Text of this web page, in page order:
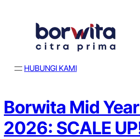
HUBUNGI KAMI
Borwita Mid
2026: SCALE